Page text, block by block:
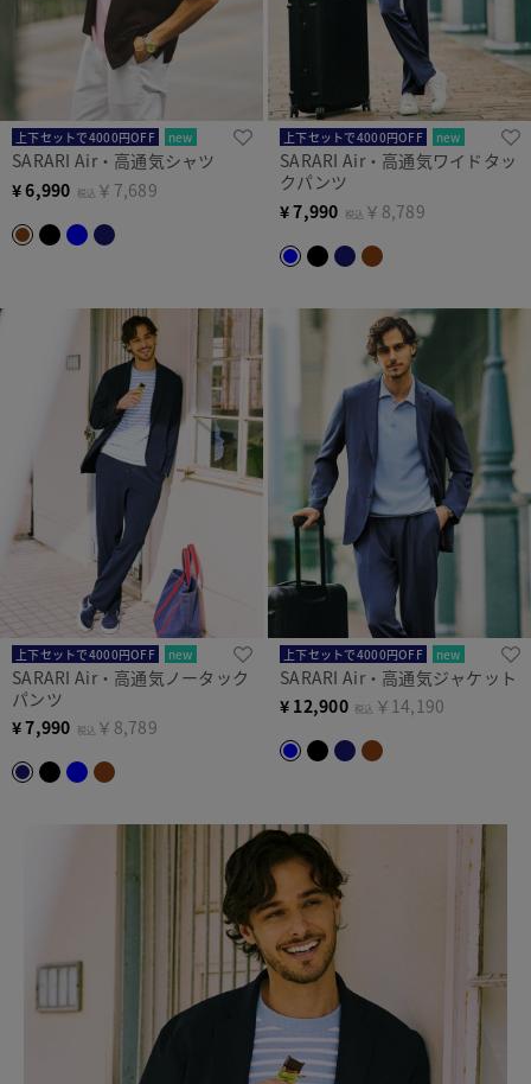
上下セットで4000円OFF new
SARARI Air・高通気シャツ
¥6,990 税込 ￥7,689
上下セットで4000円OFF new
SARARI Air・高通気ワイドタッ
クパンツ
¥7,990 税込 ￥8,789
上下セットで4000円OFF new
SARARI Air・高通気ノータック
パンツ
¥7,990 税込 ￥8,789
上下セットで4000円OFF new
SARARI Air・高通気ジャケット
¥ 12,900 税込 ￥14,190